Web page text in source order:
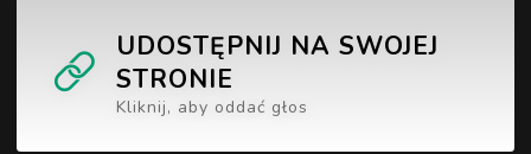
UDOSTĘPNIJ NA SWOJEJ
STRONIE
Kliknij, aby oddać głos